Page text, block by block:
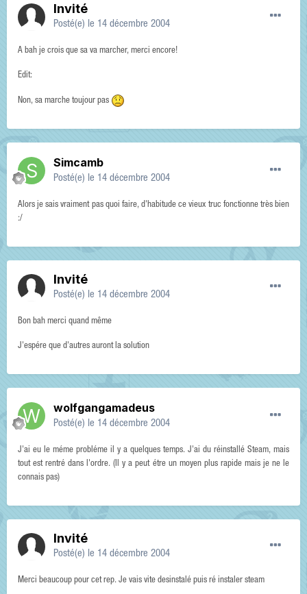
Invité
Posté(e) le 14 décembre 2004
A bah je crois que sa va marcher, merci encore!
Edit:
Non, sa marche toujour pas
Simcamb
Posté(e) le 14 décembre 2004
Alors je sais vraiment pas quoi faire, d'habitude ce vieux truc fonctionne très bien
:/
Invité
Posté(e) le 14 décembre 2004
Bon bah merci quand même
J'espére que d'autres auront la solution
wolfgangamadeus
Posté(e) le 14 décembre 2004
J'ai eu le méme probléme il y a quelques temps. J'ai du réinstallé Steam, mais
tout est rentré dans l'ordre. (Il y a peut étre un moyen plus rapide mais je ne le
connais pas)
Invité
Posté(e) le 14 décembre 2004
Merci beaucoup pour cet rep. Je vais vite desinstalé puis ré instaler steam